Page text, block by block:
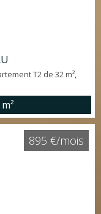
T2 de 32 m²,
à Palaiseau dans
comprend un séjour
avec WC. Gare de
895 €/mois